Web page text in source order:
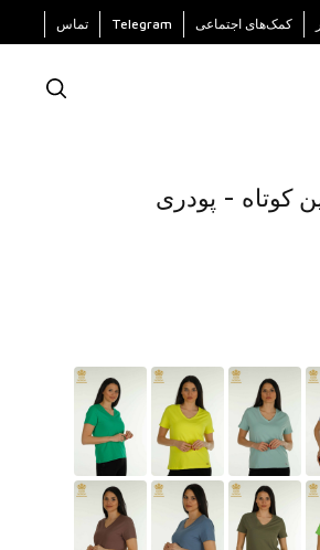
کمک‌های اجتماعی Telegram تماس
کوتاه - پودری